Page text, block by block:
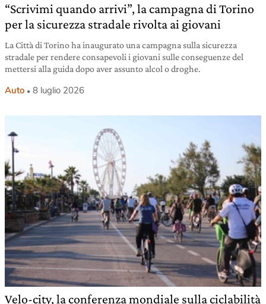
“Scrivimi quando arrivi”, la campagna di Torino
per la sicurezza stradale rivolta ai giovani
La Città di Torino ha inaugurato una campagna sulla sicurezza
stradale per rendere consapevoli i giovani sulle conseguenze del
mettersi alla guida dopo aver assunto alcol o droghe.
Auto 8 luglio 2026
Velo-city, la conferenza mondiale sulla ciclabilità